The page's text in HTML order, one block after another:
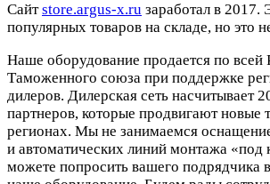
Cайтstore.argus-x.ru заработал в 2017.
популярных товаров на складе, но это
Наше оборудование продается по всей
Таможенного союза при поддержке
дилеров. Дилерская сеть насчитывает
партнеров, которые продвигают новые
регионах. Мы не занимаемся
и автоматических линий монтажа
можете попросить вашего подрядчика